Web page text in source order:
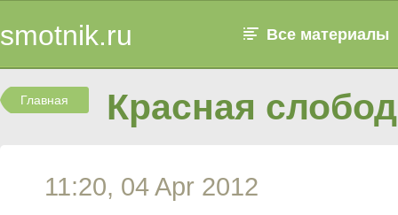
smotnik.ru Все материалы
Главная Красная
11:20, 04 Apr 2012